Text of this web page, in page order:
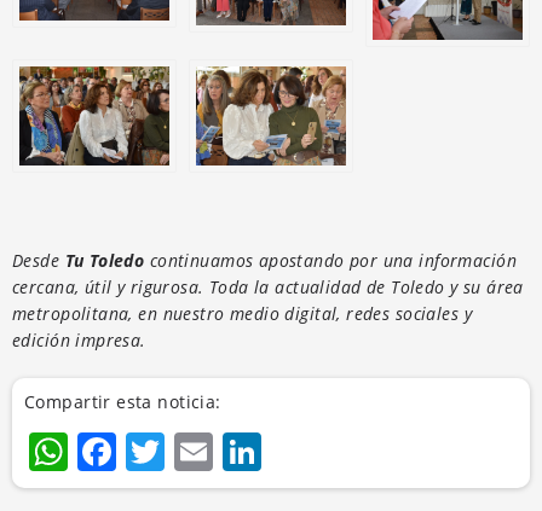
Desde Tu Toledo continuamos apostando por una información
cercana, útil y rigurosa. Toda la actualidad de Toledo y su área
metropolitana, en nuestro medio digital, redes sociales y
edición impresa.
Compartir esta noticia:
WhatsApp
Facebook
Twitter
Email